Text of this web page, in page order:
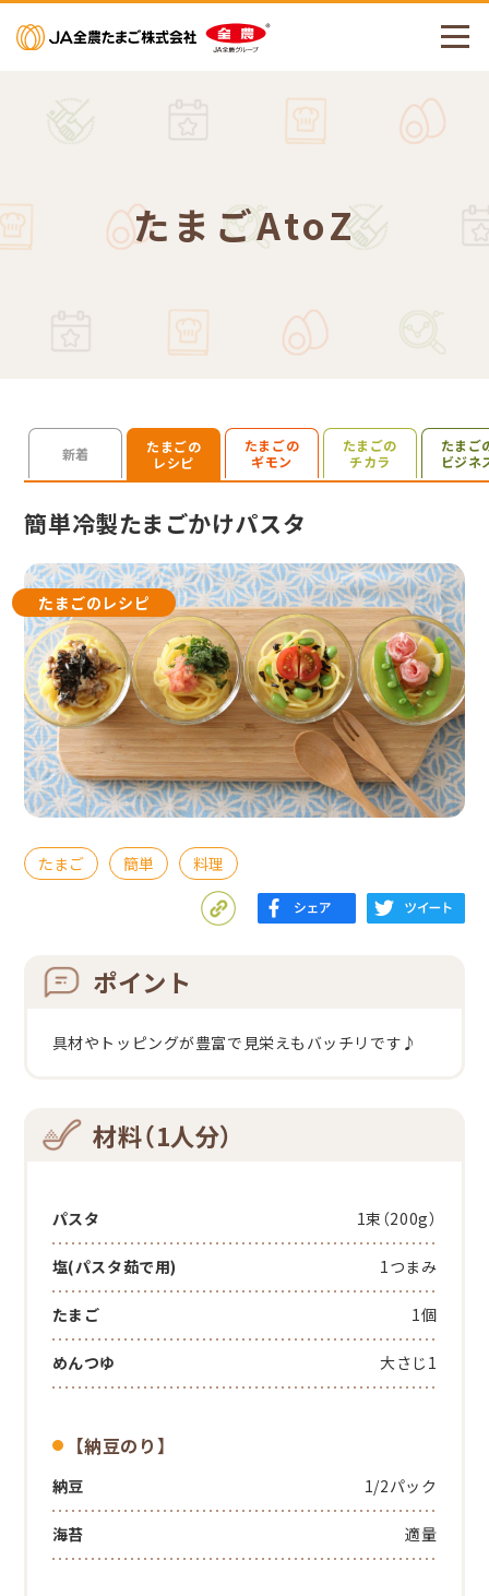
メニューを開く
たまごAtoZ
新着
たまごの
レシピ
たまごの
ギモン
たまごの
チカラ
たまご
ビジネ
検索を開く
簡単冷製たまごかけパスタ
たまごのレシピ
たまご 簡単 料理
ポイント
具材やトッピングが豊富で見栄えもバッチリです♪
材料（1人分）
パスタ 1束（200g）
塩(パスタ茹で用) 1つまみ
たまご 1個
めんつゆ 大さじ1
【納豆のり】
納豆 1/2パック
海苔 適量